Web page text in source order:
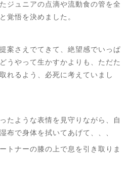
ジュニアの点滴や流動食の管を全
覚悟を決めました。
案さえでてきて、絶望感でいっぱ
うやって生かすかよりも、ただた
れるよう、必死に考えていまし
たような表情を見守りながら、自
布で身体を拭いてあげて、、、
トナーの膝の上で息を引き取りま